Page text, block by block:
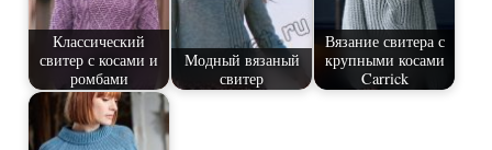
Классический
свитер с косами и
ромбами
Модный вязаный
свитер
Вязание свитера с
крупными косами
Carrick